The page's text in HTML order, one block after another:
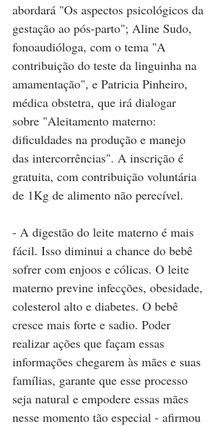
abordará "Os aspectos psicológicos da
gestação ao pós-parto"; Aline Sudo,
fonoaudióloga, com o tema "A
contribuição do teste da linguinha na
amamentação", e Patricia Pinheiro,
médica obstetra, que irá dialogar
sobre "Aleitamento materno:
dificuldades na produção e manejo
das intercorrências". A inscrição é
gratuita, com contribuição voluntária
de 1Kg de alimento não perecível.
- A digestão do leite materno é mais
fácil. Isso diminui a chance do bebê
sofrer com enjoos e cólicas. O leite
materno previne infecções, obesidade,
colesterol alto e diabetes. O bebê
cresce mais forte e sadio. Poder
realizar ações que façam essas
informações chegarem às mães e suas
famílias, garante que esse processo
seja natural e empodere essas mães
nesse momento tão especial - afirmou